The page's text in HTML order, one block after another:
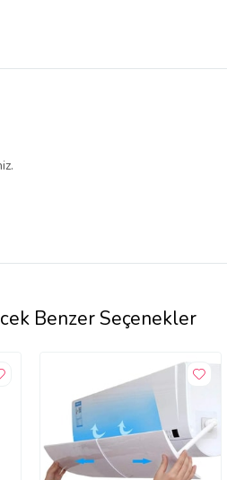
Benzer Seçenekler